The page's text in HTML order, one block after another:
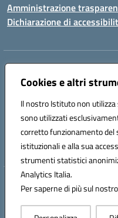
Cookies e altri
Il nostro Istituto non
sono utilizzati
corretto funzionamento del
istituzionali e alla sua
strumenti statistici
Analytics Italia.
Per saperne di più sul
Amministrazione
Dichiarazione di
Indirizzo:
Centralino:0823944017
Codice fiscale: 82000440618
Codice meccanografico:
Codice Indice delle Pubbliche
Hosting &
Concept &